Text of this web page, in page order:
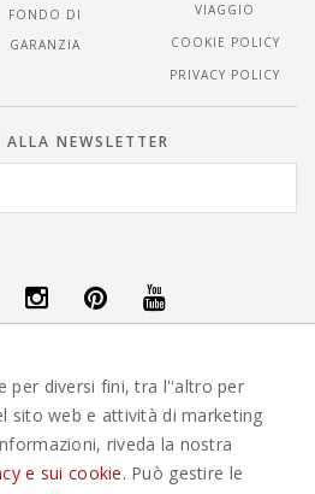
FONDO DI
GARANZIA
VIAGGIO
COOKIE POLICY
PRIVACY POLICY
NEWSLETTER
VIAGGI ISLANDA -OFFERTE VIAGGI
OFFERTE VIAGGI MESSICO
OFFERTE VIAGGI PORTOGALLO-
-OFFERTE VIAGGI SPAGNA-OFFERTE
per diversi fini, tra l''altro per
sito web e attività di marketing
riveda la nostra
e sui cookie. Può gestire le